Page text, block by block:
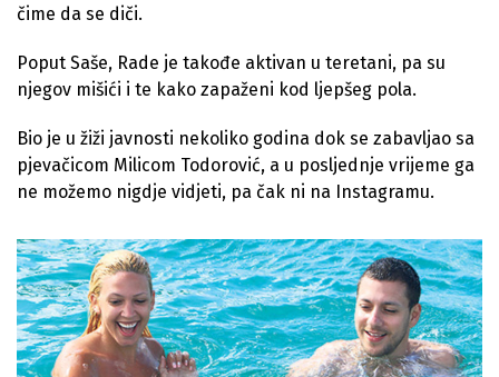
čime da se diči.
Poput Saše, Rade je takođe aktivan u teretani, pa su
njegov mišići i te kako zapaženi kod ljepšeg pola.
Bio je u žiži javnosti nekoliko godina dok se zabavljao sa
pjevačicom Milicom Todorović, a u posljednje vrijeme ga
ne možemo nigdje vidjeti, pa čak ni na Instagramu.